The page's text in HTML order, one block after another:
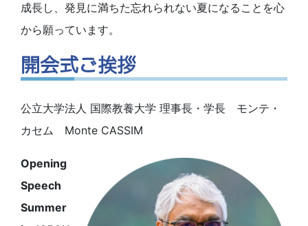
成長し、発見に満ちた忘れられない夏になることを心
から願っています。
開会式ご挨拶
公立大学法人 国際教養大学 理事長・学長 モンテ・
カセム Monte CASSIM
Opening
Speech
Summer